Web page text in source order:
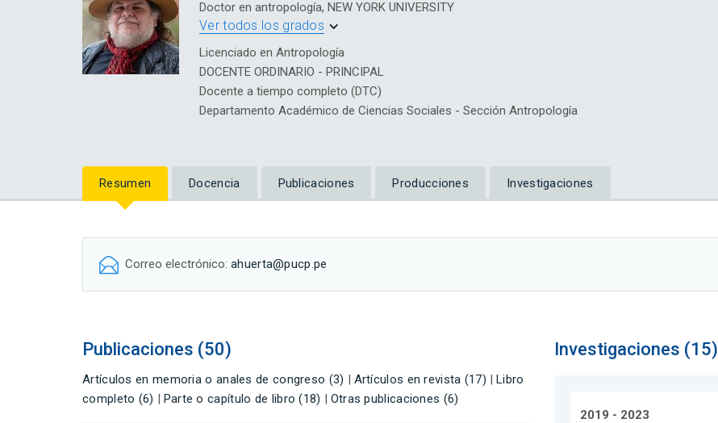
Doctor en antropología, NEW YORK UNIVERSITY
Ver todos los grados
Licenciado en Antropología
DOCENTE ORDINARIO - PRINCIPAL
Docente a tiempo completo (DTC)
Departamento Académico de Ciencias Sociales - Sección Antropología
Resumen Docencia Publicaciones Producciones Investigaciones
Correo electrónico: ahuerta@pucp.pe
Publicaciones (50)
Artículos en memoria o anales de congreso (3) | Artículos en revista (17) | Libro
completo (6) | Parte o capítulo de libro (18) | Otras publicaciones (6)
Investigaciones (15)
2019 - 2023